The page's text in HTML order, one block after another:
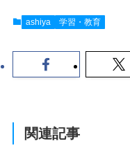
ashiya 学習・教育
関連記事